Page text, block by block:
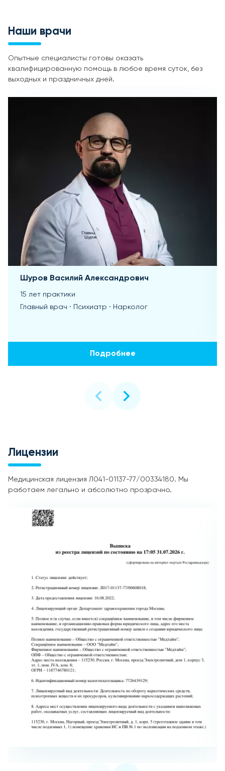
Наши врачи
Опытные специалисты готовы оказать
квалифицированную помощь в любое время суток, без
выходных и праздничных дней.
Шуров Василий Александрович
15 лет практики
Главный врач · Психиатр · Нарколог
Подробнее
Лицензии
Медицинская лицензия Л041-01137-77/00334180. Мы
работаем легально и абсолютно прозрачно.